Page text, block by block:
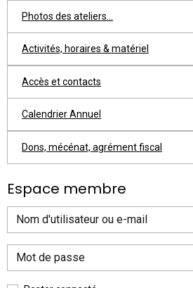
Photos des ateliers...
Activités, horaires & matériel
Accès et contacts
Calendrier Annuel
Dons, mécénat, agrément fiscal
Espace membre